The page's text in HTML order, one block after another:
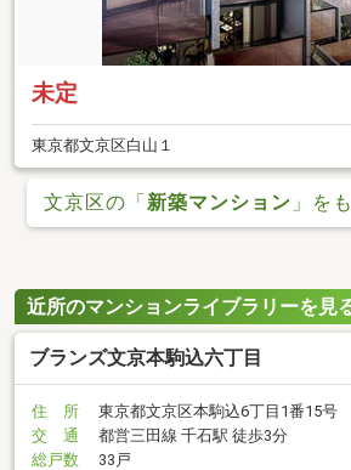
未定
東京都文京区白山１
文京区の「新築マンション 」を
近所のマンションライブラリーを見
ブランズ文京本駒込六丁目
住 所
東京都文京区本駒込6丁目1番15号
交 通
都営三田線 千石駅 徒歩3分
総戸数
33戸